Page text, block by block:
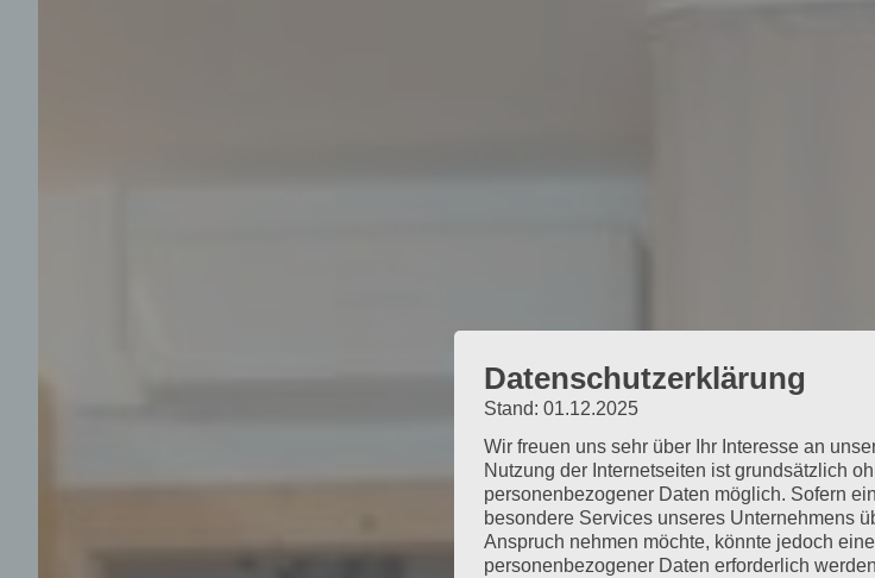
Datenschutzerklärung
Stand: 01.12.2025
Wir freuen uns sehr über Ihr Interesse an
Nutzung der Internetseiten ist grundsätzlich
personenbezogener Daten möglich. Sofern
besondere Services unseres Unternehmens
Anspruch nehmen möchte, könnte jedoch
personenbezogener Daten erforderlich